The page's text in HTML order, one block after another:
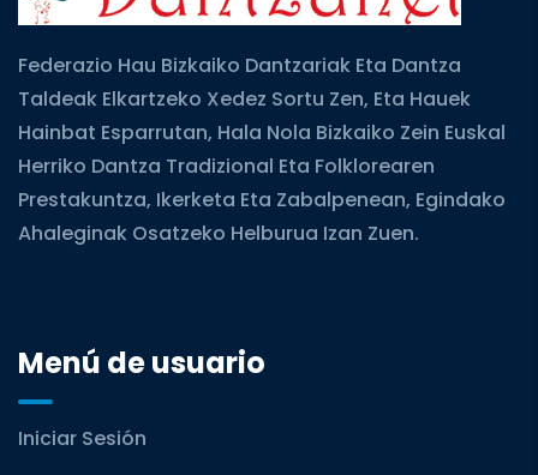
Federazio Hau Bizkaiko Dantzariak Eta Dantza
Taldeak Elkartzeko Xedez Sortu Zen, Eta Hauek
Hainbat Esparrutan, Hala Nola Bizkaiko Zein Euskal
Herriko Dantza Tradizional Eta Folklorearen
Prestakuntza, Ikerketa Eta Zabalpenean, Egindako
Ahaleginak Osatzeko Helburua Izan Zuen.
Menú de usuario
Iniciar Sesión